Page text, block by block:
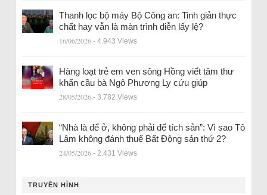
Thanh lọc bộ máy Bộ Công an: Tinh giản thực
chất hay vẫn là màn trình diễn lấy lệ?
16/06/2026 - 4.943 Views
Hàng loạt trẻ em ven sông Hồng viết tâm thư
khẩn cầu bà Ngô Phương Ly cứu giúp
28/05/2026 - 3.782 Views
“Nhà là để ở, không phải để tích sản”: Vì sao Tô
Lâm không đánh thuế Bất Động sản thứ 2?
24/05/2026 - 2.431 Views
TRUYỀN HÌNH